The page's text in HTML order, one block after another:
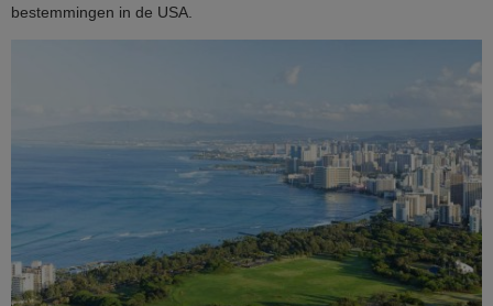
bestemmingen in de USA.